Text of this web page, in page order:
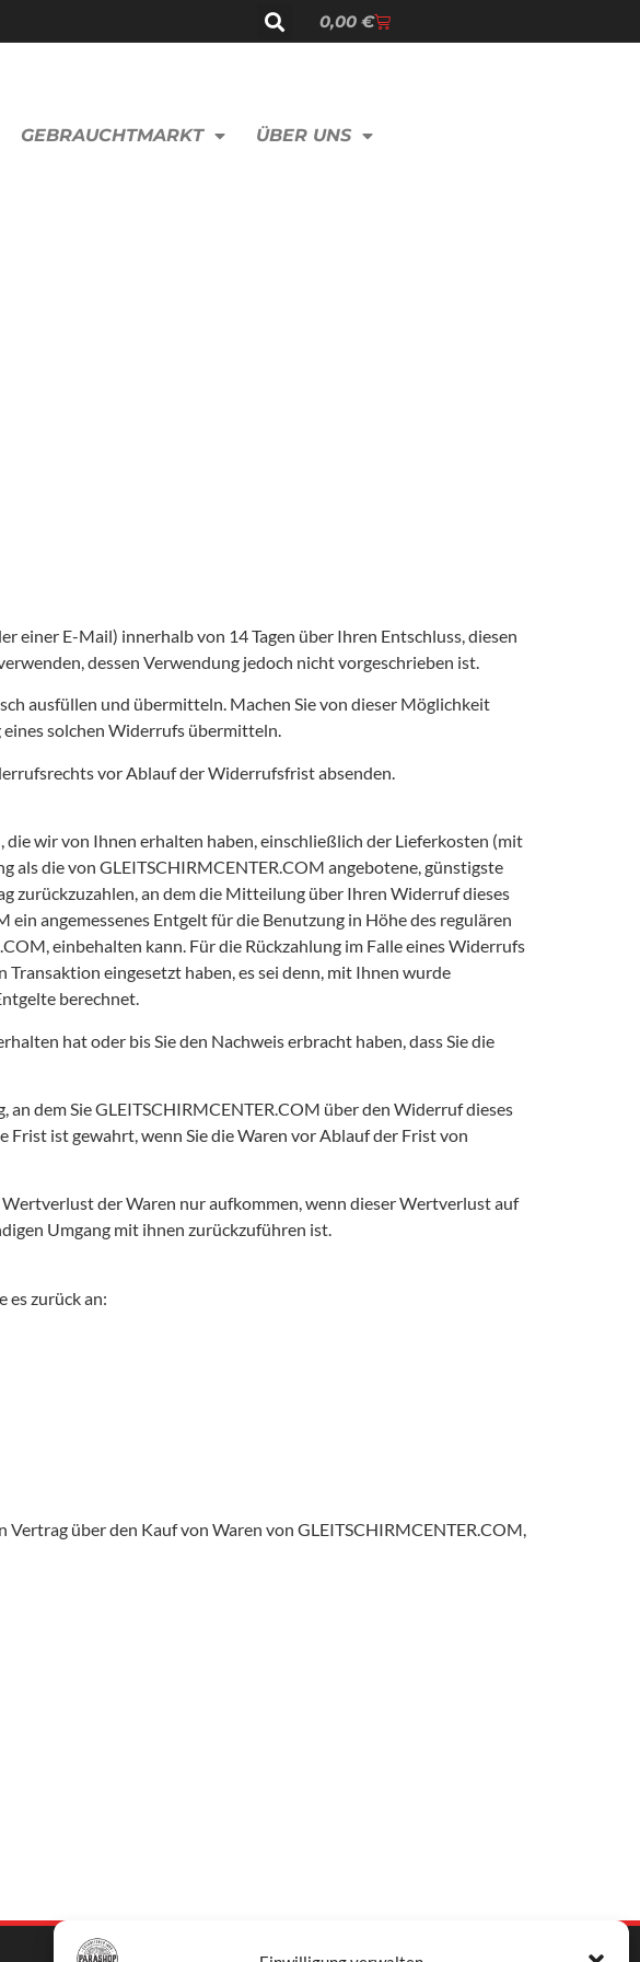
0,00 €
GEBRAUCHTMARKT ÜBER UNS
einer E-Mail) innerhalb von 14 Tagen über Ihren Entschluss, diesen
dessen Verwendung jedoch nicht vorgeschrieben ist.
ausfüllen und übermitteln. Machen Sie von dieser Möglichkeit
eines solchen Widerrufs übermitteln.
vor Ablauf der Widerrufsfrist absenden.
wir von Ihnen erhalten haben, einschließlich der Lieferkosten (mit
als die von GLEITSCHIRMCENTER.COM angebotene, günstigste
zurückzuzahlen, an dem die Mitteilung über Ihren Widerruf dieses
angemessenes Entgelt für die Benutzung in Höhe des regulären
einbehalten kann. Für die Rückzahlung im Falle eines Widerrufs
eingesetzt haben, es sei denn, mit Ihnen wurde
berechnet.
hat oder bis Sie den Nachweis erbracht haben, dass Sie die
an dem Sie GLEITSCHIRMCENTER.COM über den Widerruf dieses
ist gewahrt, wenn Sie die Waren vor Ablauf der Frist von
der Waren nur aufkommen, wenn dieser Wertverlust auf
Umgang mit ihnen zurückzuführen ist.
es zurück an:
über den Kauf von Waren von GLEITSCHIRMCENTER.COM,